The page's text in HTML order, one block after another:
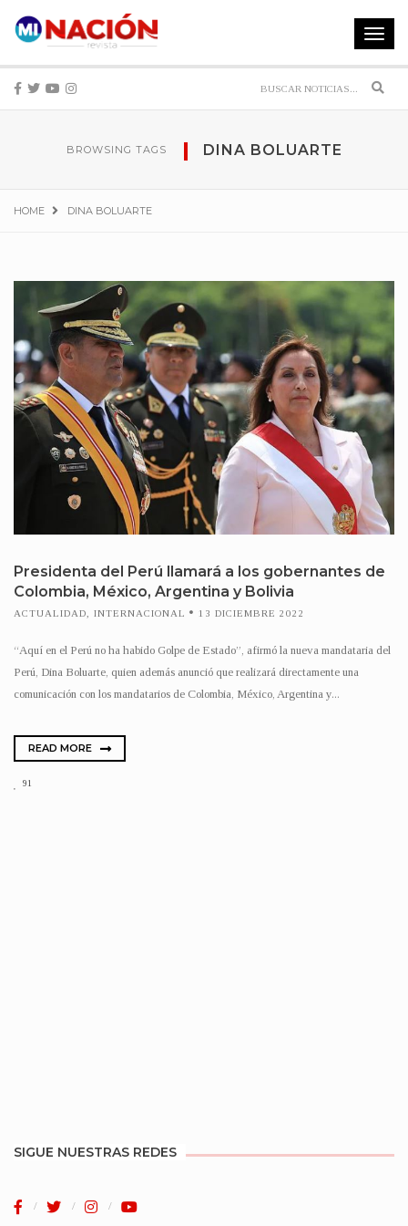
Toggle
BROWSING TAGS DINA BOLUARTE
HOME DINA BOLUARTE
Presidenta del Perú llamará a los gobernantes de
Colombia, México, Argentina y Bolivia
ACTUALIDAD INTERNACIONAL 13 DICIEMBRE 2022
“Aquí en el Perú no ha habido Golpe de Estado”, afirmó la nueva mandataria del
Perú, Dina Boluarte, quien además anunció que realizará directamente una
comunicación con los mandatarios de Colombia, México, Argentina y...
READ MORE
91
SIGUE NUESTRAS REDES